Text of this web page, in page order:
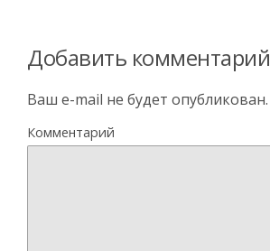
Добавить комментарий
Ваш e-mail не будет опубликован.
Комментарий